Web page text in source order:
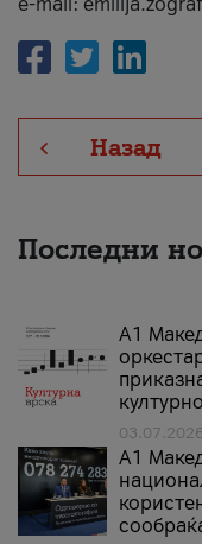
Назад
Последни
А1
03.07.2026
A1